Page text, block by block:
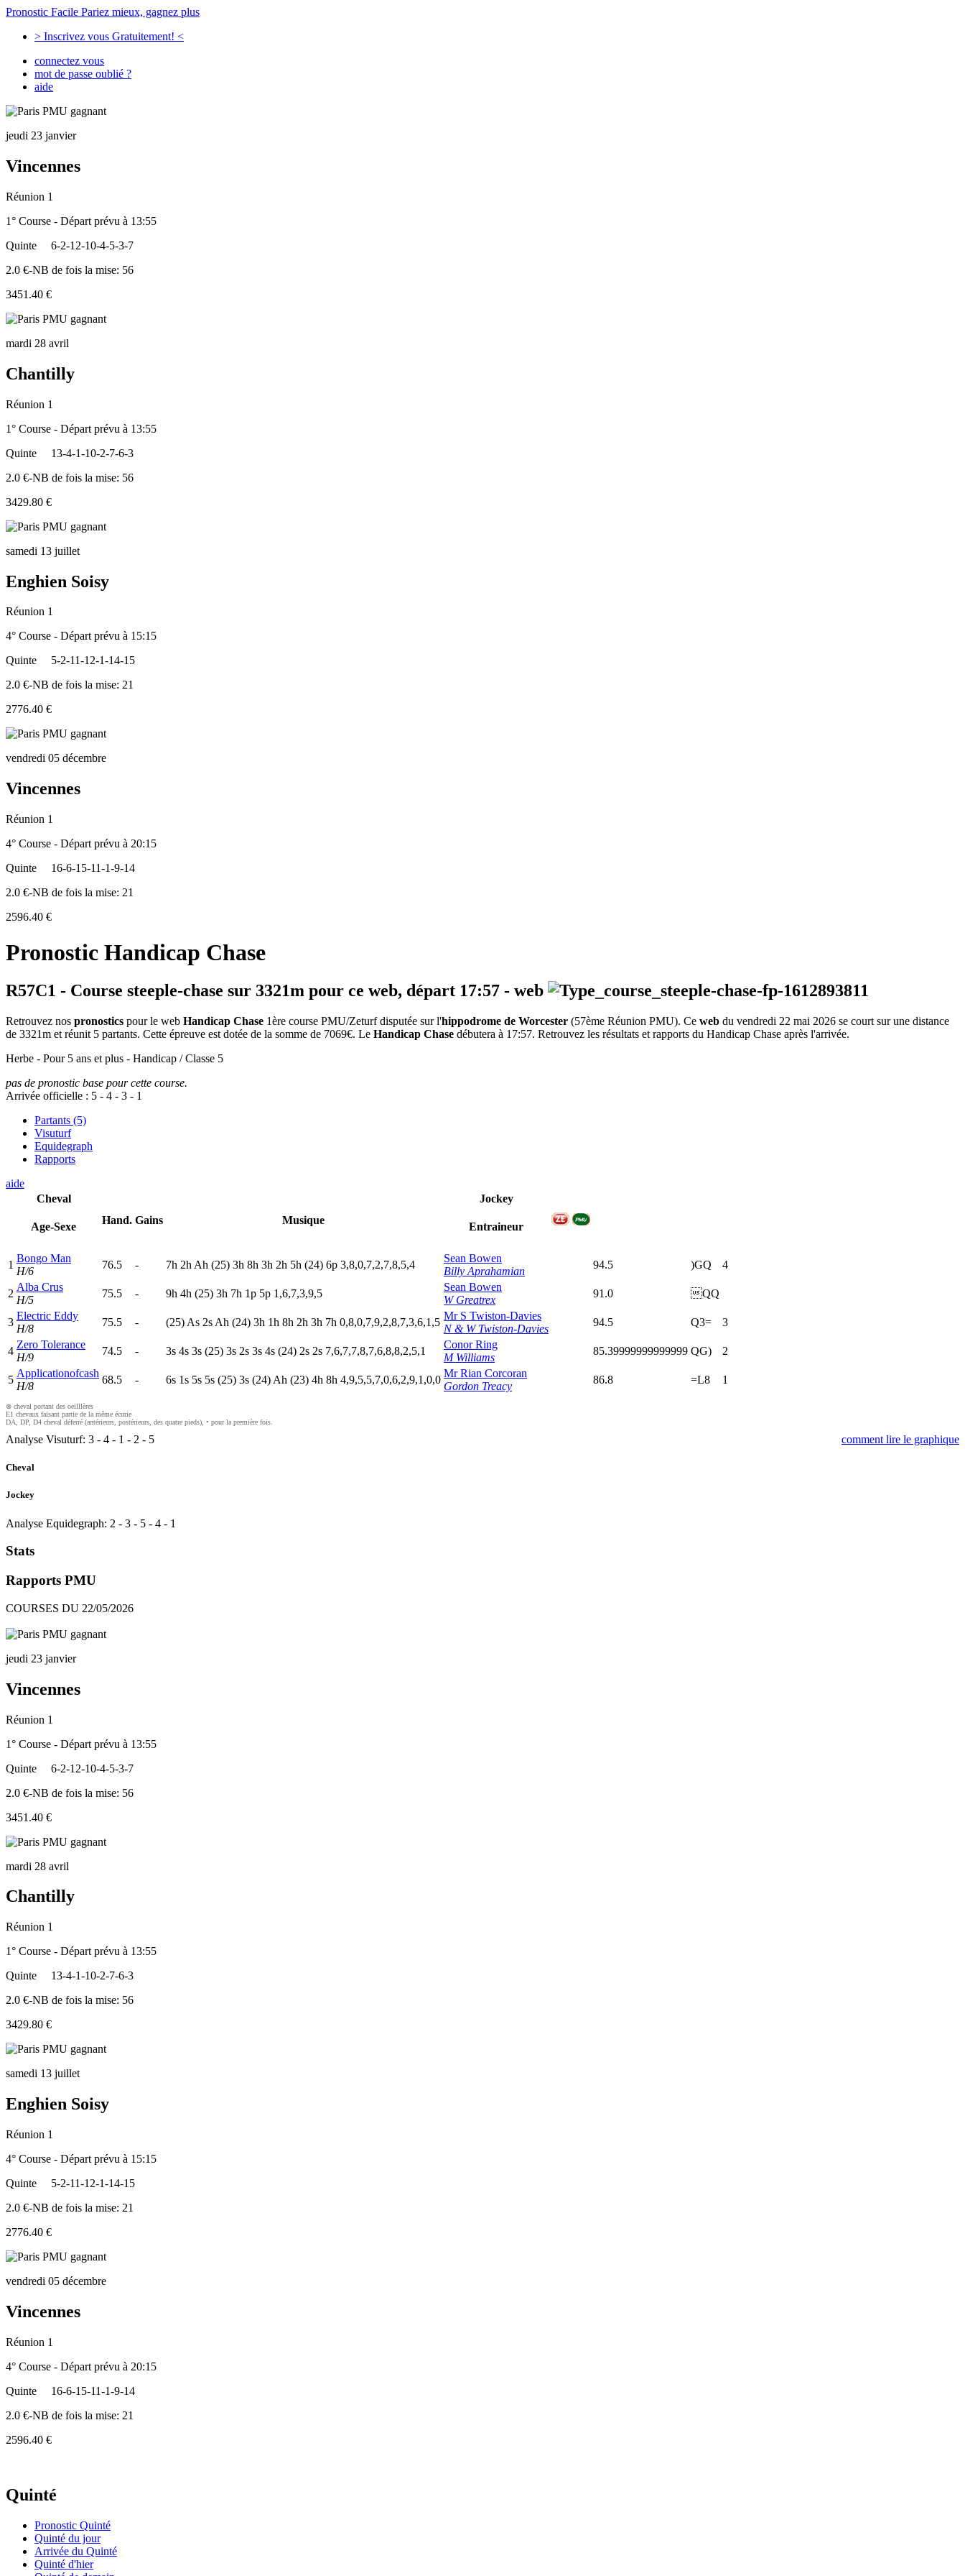
Pronostic Facile Pariez mieux, gagnez plus
> Inscrivez vous Gratuitement! <
connectez vous
mot de passe oublié ?
aide
jeudi 23 janvier
Vincennes
Réunion 1
1° Course - Départ prévu à 13:55
Quinte
6-2-12-10-4-5-3-7
2.0 €-NB de fois la mise: 56
3451.40 €
mardi 28 avril
Chantilly
Réunion 1
1° Course - Départ prévu à 13:55
Quinte
13-4-1-10-2-7-6-3
2.0 €-NB de fois la mise: 56
3429.80 €
samedi 13 juillet
Enghien Soisy
Réunion 1
4° Course - Départ prévu à 15:15
Quinte
5-2-11-12-1-14-15
2.0 €-NB de fois la mise: 21
2776.40 €
vendredi 05 décembre
Vincennes
Réunion 1
4° Course - Départ prévu à 20:15
Quinte
16-6-15-11-1-9-14
2.0 €-NB de fois la mise: 21
2596.40 €
Pronostic Handicap Chase
R57C1 - Course steeple-chase sur 3321m pour ce web, départ 17:57 - web
Retrouvez nos pronostics pour le web Handicap Chase 1ère course PMU/Zeturf disputée sur l'hippodrome de Worcester (57ème Réunion PMU). Ce web du vendredi 22 mai 2026 se court sur une distance
de 3321m et réunit 5 partants. Cette épreuve est dotée de la somme de 7069€. Le Handicap Chase débutera à 17:57. Retrouvez les résultats et rapports du Handicap Chase après l'arrivée.
Herbe - Pour 5 ans et plus - Handicap / Classe 5
pas de pronostic base pour cette course.
Arrivée officielle : 5 - 4 - 3 - 1
Partants (5)
Visuturf
Equidegraph
Rapports
aide
Cheval
Age-Sexe
Hand. Gains Musique
Jockey
Entraineur
1
Bongo Man
H/6
76.5 - 7h 2h Ah (25) 3h 8h 3h 2h 5h (24) 6p 3,8,0,7,2,7,8,5,4
Sean Bowen
Billy Aprahamian
94.5 )GQ 4
2
Alba Crus
H/5
75.5 - 9h 4h (25) 3h 7h 1p 5p 1,6,7,3,9,5
Sean Bowen
W Greatrex
91.0 QQ
3
Electric Eddy
H/8
75.5 - (25) As 2s Ah (24) 3h 1h 8h 2h 3h 7h 0,8,0,7,9,2,8,7,3,6,1,5
Mr S Twiston-Davies
N & W Twiston-Davies
94.5 Q3= 3
4
Zero Tolerance
H/9
74.5 - 3s 4s 3s (25) 3s 2s 3s 4s (24) 2s 2s 7,6,7,7,8,7,6,8,8,2,5,1
Conor Ring
M Williams
85.39999999999999 QG) 2
5
Applicationofcash
H/8
68.5 - 6s 1s 5s 5s (25) 3s (24) Ah (23) 4h 8h 4,9,5,5,7,0,6,2,9,1,0,0
Mr Rian Corcoran
Gordon Treacy
86.8 =L8 1
⊗ cheval portant des oeilllères
E1 chevaux faisant partie de la même écurie
DA, DP, D4 cheval déferré (antérieurs, postérieurs, des quatre pieds), • pour la première fois.
Analyse Visuturf: 3 - 4 - 1 - 2 - 5 comment lire le graphique
Cheval
Jockey
Analyse Equidegraph: 2 - 3 - 5 - 4 - 1
Stats
Rapports PMU
COURSES DU 22/05/2026
jeudi 23 janvier
Vincennes
Réunion 1
1° Course - Départ prévu à 13:55
Quinte
6-2-12-10-4-5-3-7
2.0 €-NB de fois la mise: 56
3451.40 €
mardi 28 avril
Chantilly
Réunion 1
1° Course - Départ prévu à 13:55
Quinte
13-4-1-10-2-7-6-3
2.0 €-NB de fois la mise: 56
3429.80 €
samedi 13 juillet
Enghien Soisy
Réunion 1
4° Course - Départ prévu à 15:15
Quinte
5-2-11-12-1-14-15
2.0 €-NB de fois la mise: 21
2776.40 €
vendredi 05 décembre
Vincennes
Réunion 1
4° Course - Départ prévu à 20:15
Quinte
16-6-15-11-1-9-14
2.0 €-NB de fois la mise: 21
2596.40 €
Quinté
Pronostic Quinté
Quinté du jour
Arrivée du Quinté
Quinté d'hier